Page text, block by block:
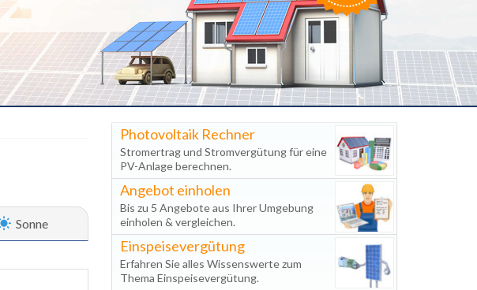
Sonne
Photovoltaik Rechner
Stromertrag und Stromvergütung für eine
PV-Anlage berechnen.
Angebot einholen
Bis zu 5 Angebote aus Ihrer Umgebung
einholen & vergleichen.
Einspeisevergütung
Erfahren Sie alles Wissenswerte zum
Thema Einspeisevergütung.